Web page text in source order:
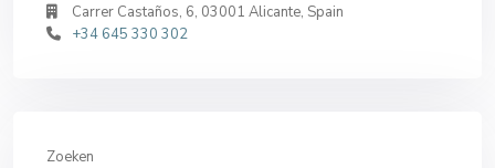
Carrer Castaños, 6, 03001 Alicante, Spain
+34 645 330 302
Zoeken